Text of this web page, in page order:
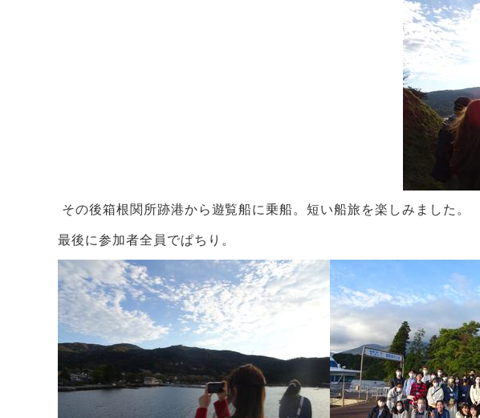
その後箱根関所跡港から遊覧船に乗船。短い船旅を楽しみました。
最後に参加者全員でぱちり。